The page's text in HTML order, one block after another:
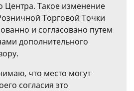
Центра. Такое изменение
Торговой Точки
и согласовано путем
дополнительного
что место могут
согласия это